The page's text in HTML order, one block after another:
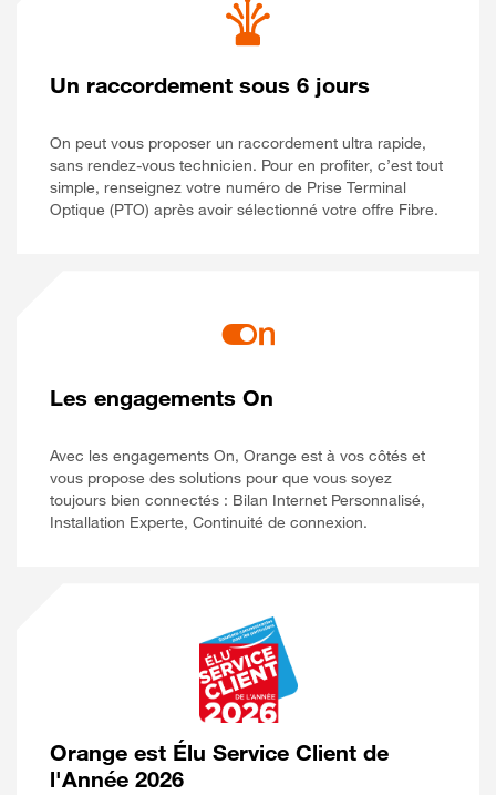
Un raccordement sous 6 jours
On peut vous proposer un raccordement ultra rapide,
sans rendez-vous technicien. Pour en profiter, c’est tout
simple, renseignez votre numéro de Prise Terminal
Optique (PTO) après avoir sélectionné votre offre Fibre.
Les engagements On
Avec les engagements On, Orange est à vos côtés et
vous propose des solutions pour que vous soyez
toujours bien connectés : Bilan Internet Personnalisé,
Installation Experte, Continuité de connexion.
Orange est Élu Service Client de
l'Année 2026